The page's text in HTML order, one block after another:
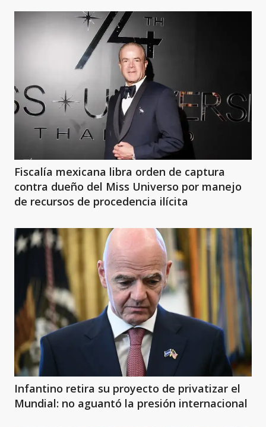
Fiscalía mexicana libra orden de captura
contra dueño del Miss Universo por manejo
de recursos de procedencia ilícita
Infantino retira su proyecto de privatizar el
Mundial: no aguantó la presión internacional